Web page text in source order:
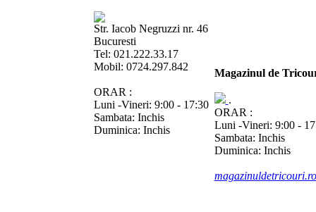
Str. Iacob Negruzzi nr. 46
Bucuresti
Tel: 021.222.33.17
Mobil: 0724.297.842
ORAR :
Luni -Vineri: 9:00 - 17:30
Sambata: Inchis
Duminica: Inchis
Magazinul de
.
ORAR :
Luni -Vineri: 9:00 -
Sambata: Inchis
Duminica: Inchis
magazinuldetricouri.ro